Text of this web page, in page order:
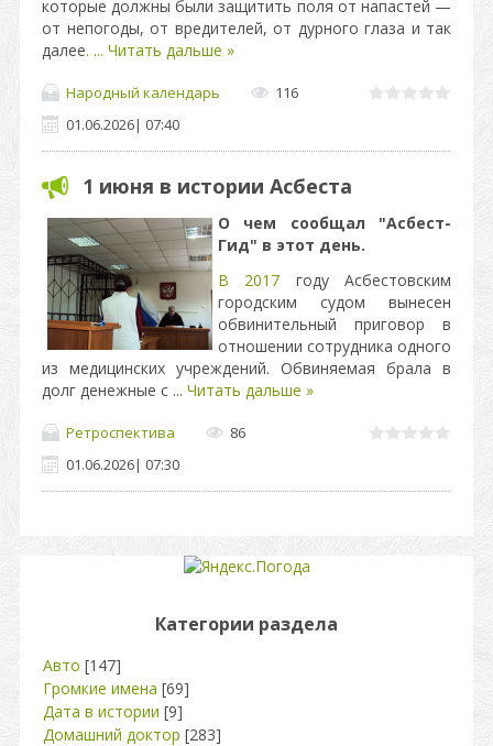
которые должны были защитить поля от напастей —
от непогоды, от вредителей, от дурного глаза и так
далее. ... Читать дальше »
Народный календарь
116
01.06.2026| 07:40
1 июня в истории Асбеста
О чем сообщал "Асбест-
Гид" в этот день.
В 2017 году Асбестовским
городским судом вынесен
обвинительный приговор в
отношении сотрудника одного
из медицинских учреждений. Обвиняемая брала в
долг денежные с ... Читать дальше »
Ретроспектива
86
01.06.2026| 07:30
Категории раздела
Авто [147]
Громкие имена [69]
Дата в истории [9]
Домашний доктор [283]